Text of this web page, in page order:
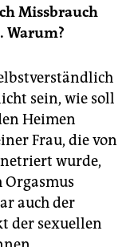
Missbrauch
Warum?
sein, wie soll
Heimen
Frau, die von
wurde,
auch der
der sexuellen